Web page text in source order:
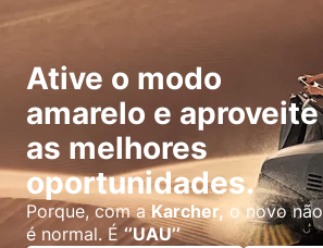
Ative o modo
amarelo e aproveite
as melhores
oportunidades.
Porque, com aKarcher, o novo não
é normal. É‘’UAU’’